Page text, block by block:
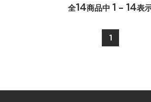
全14商品中 1 - 14表
1